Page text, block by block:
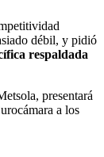
débil, y pidió
respaldada
presentará
a los